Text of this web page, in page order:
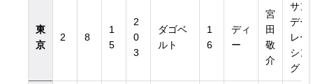
東
京
2 8
1
5
2
0
3
ダゴベ
ルト
1
6
ディ
ー
宮
田
敬
介
サン
デー
レー
シン
グ